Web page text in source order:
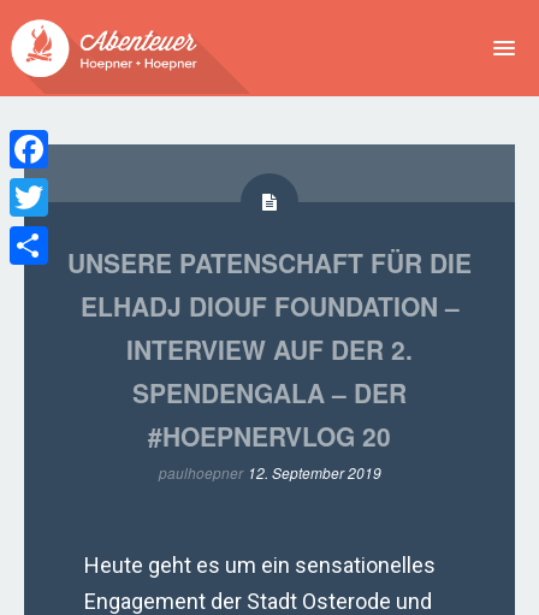
SPONSOREN
UNSERE PATENSCHAFT FÜR DIE
ELHADJ DIOUF FOUNDATION –
INTERVIEW AUF DER 2.
SPENDENGALA – DER
#HOEPNERVLOG 20
paulhoepner 12. September 2019
Heute geht es um ein sensationelles
Engagement der Stadt Osterode und
Facebook
Twitter